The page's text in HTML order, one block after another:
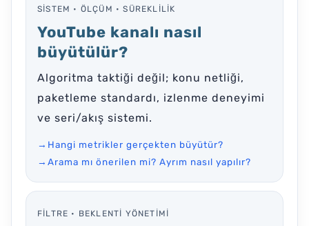
SISTEM • ÖLÇÜM • SÜREKLILIK
YouTube kanalı nasıl
büyütülür?
Algoritma taktiği değil; konu netliği,
paketleme standardı, izlenme deneyimi
ve seri/akış sistemi.
→ Hangi metrikler gerçekten büyütür?
→ Arama mı önerilen mi? Ayrım nasıl yapılır?
FILTRE • BEKLENTI YÖNETIMI